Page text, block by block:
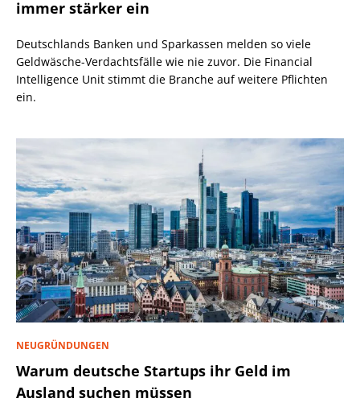
immer stärker ein
Deutschlands Banken und Sparkassen melden so viele
Geldwäsche-Verdachtsfälle wie nie zuvor. Die Financial
Intelligence Unit stimmt die Branche auf weitere Pflichten
ein.
NEUGRÜNDUNGEN
Warum deutsche Startups ihr Geld im
Ausland suchen müssen